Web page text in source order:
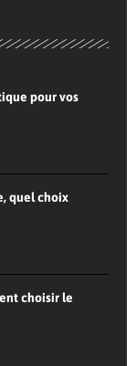
pour vos
quel choix
choisir le